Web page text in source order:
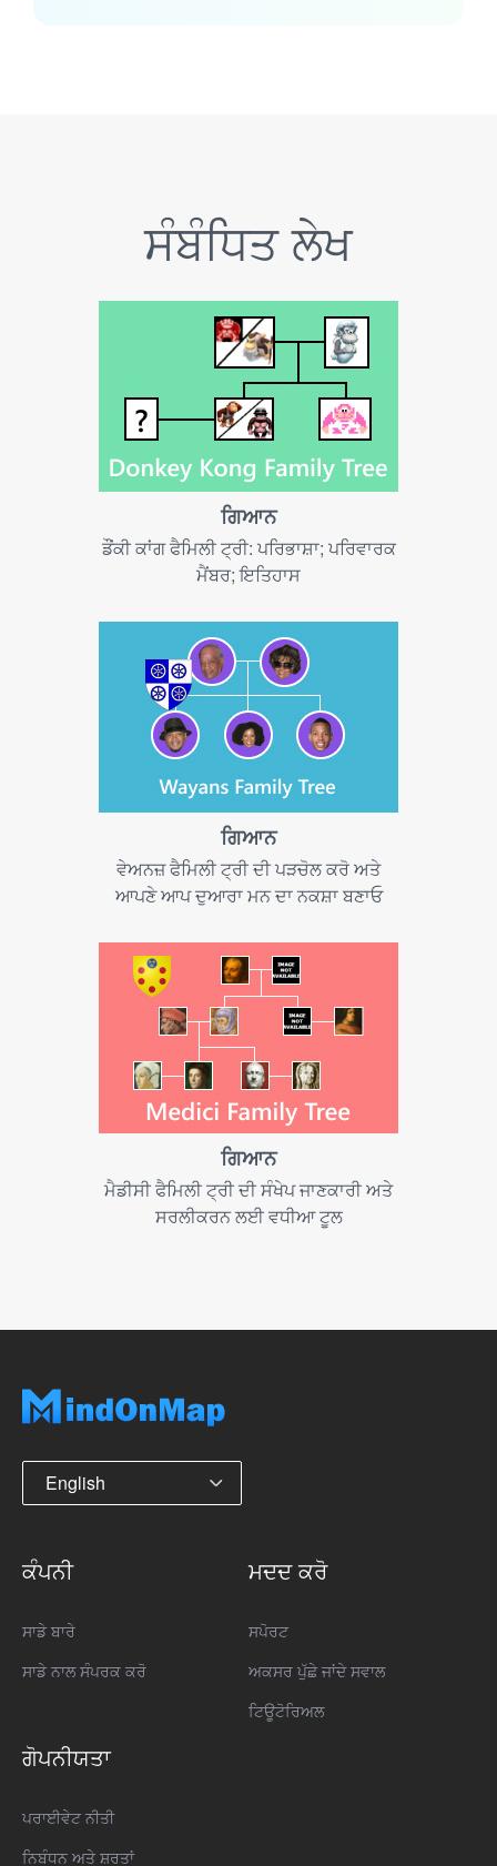
ਸੰਬੰਧਿਤ ਲੇਖ
ਗਿਆਨ
ਡੌਂਕੀ ਕਾਂਗ ਫੈਮਿਲੀ ਟ੍ਰੀ: ਪਰਿਭਾਸ਼ਾ; ਪਰਿਵਾਰਕ
ਮੈਂਬਰ; ਇਤਿਹਾਸ
ਗਿਆਨ
ਵੇਅਨਜ਼ ਫੈਮਿਲੀ ਟ੍ਰੀ ਦੀ ਪੜਚੋਲ ਕਰੋ ਅਤੇ
ਆਪਣੇ ਆਪ ਦੁਆਰਾ ਮਨ ਦਾ ਨਕਸ਼ਾ ਬਣਾਓ
ਗਿਆਨ
ਮੈਡੀਸੀ ਫੈਮਿਲੀ ਟ੍ਰੀ ਦੀ ਸੰਖੇਪ ਜਾਣਕਾਰੀ ਅਤੇ
ਸਰਲੀਕਰਨ ਲਈ ਵਧੀਆ ਟੂਲ
English
ਕੰਪਨੀ
ਸਾਡੇ ਬਾਰੇ
ਸਾਡੇ ਨਾਲ ਸੰਪਰਕ ਕਰੋ
ਮਦਦ ਕਰੋ
ਸਪੋਰਟ
ਅਕਸਰ ਪੁੱਛੇ ਜਾਂਦੇ ਸਵਾਲ
ਟਿਊਟੋਰਿਅਲ
ਗੋਪਨੀਯਤਾ
ਪਰਾਈਵੇਟ ਨੀਤੀ
ਨਿਬੰਧਨ ਅਤੇ ਸ਼ਰਤਾਂ